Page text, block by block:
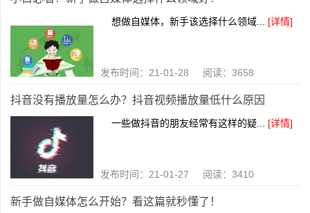
想做自媒体，新手该选择什么领域... [详情]
发布时间：21-01-28 阅读：3658
抖音没有播放量怎么办？抖音视频播放量低什么原因
一些做抖音的朋友经常有这样的疑... [详情]
发布时间：21-01-27 阅读：3410
新手做自媒体怎么开始？看这篇就秒懂了！